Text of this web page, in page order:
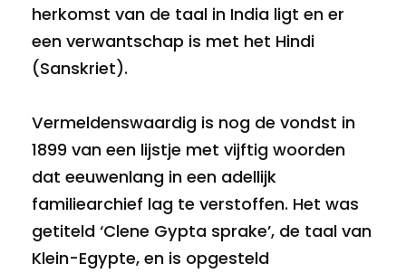
herkomst van de taal in India ligt en er
een verwantschap is met het Hindi
(Sanskriet).
Vermeldenswaardig is nog de vondst in
1899 van een lijstje met vijftig woorden
dat eeuwenlang in een adellijk
familiearchief lag te verstoffen. Het was
getiteld ‘Clene Gypta sprake’, de taal van
Klein-Egypte, en is opgesteld